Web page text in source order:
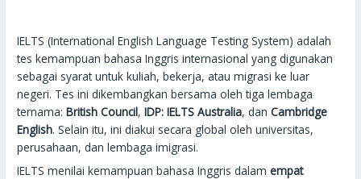
IELTS (International English Language Testing System) adalah
tes kemampuan bahasa Inggris internasional yang digunakan
sebagai syarat untuk kuliah, bekerja, atau migrasi ke luar
negeri. Tes ini dikembangkan bersama oleh tiga lembaga
ternama:British Council,IDP: IELTS Australia, danCambridge
English. Selain itu, ini diakui secara global oleh universitas,
perusahaan, dan lembaga imigrasi.
IELTS menilai kemampuan bahasa Inggris dalamempat